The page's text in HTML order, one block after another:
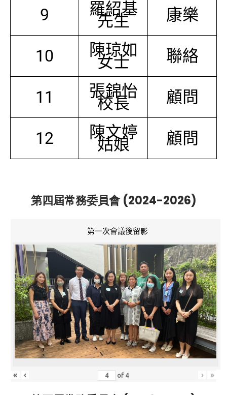
9 羅紹基
先生 康樂
10 陳琼如
女士 聯絡
11 張錦怡
校長 顧問
12 陳文婷
姑娘 顧問
第四屆常務委員會 (2024-2026)
第一次會議後留影
« ‹ of 4 › »